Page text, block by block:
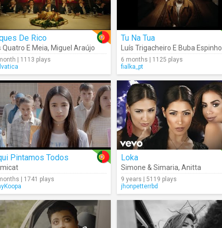
De Rico
Quatro E Meia, Miguel Araújo
| 1113 plays
Tu Na Tua
Luís Trigacheiro E Buba Espinho
6 months | 1125 plays
fialka_pt
Pintamos Todos
| 1741 plays
Loka
Simone & Simaria, Anitta
9 years | 5119 plays
jhonpetterrbd